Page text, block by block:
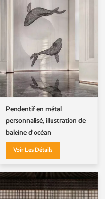
Pendentif en métal
personnalisé, illustration de
baleine d'océan
Voir Les Détails